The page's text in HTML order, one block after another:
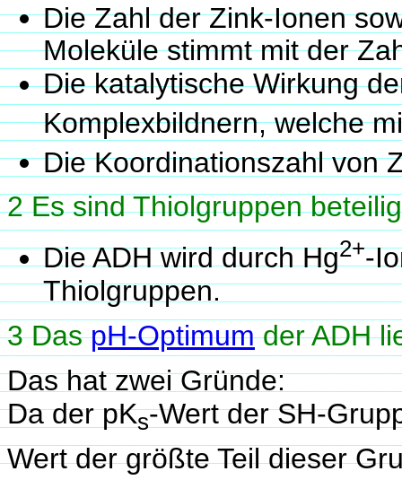
Die Zahl der Zink-Ionen
Moleküle stimmt mit der
Die katalytische Wirkung
Komplexbildnern, welche
Die Koordinationszahl von
2 Es sind Thiolgruppen
Die ADH wird durch Hg2+-
Thiolgruppen.
3 Das pH-Optimum der ADH
Das hat zwei Gründe:
Da der pKs-Wert der SH-
Wert der größte Teil dieser